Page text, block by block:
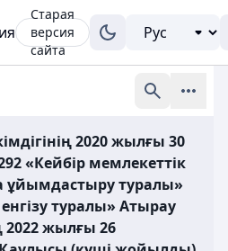
Старая
версия
сайта
2020 жылғы 30
«Кейбір мемлекеттік
ұйымдастыру туралы»
туралы» Атырау
2022 жылғы 26